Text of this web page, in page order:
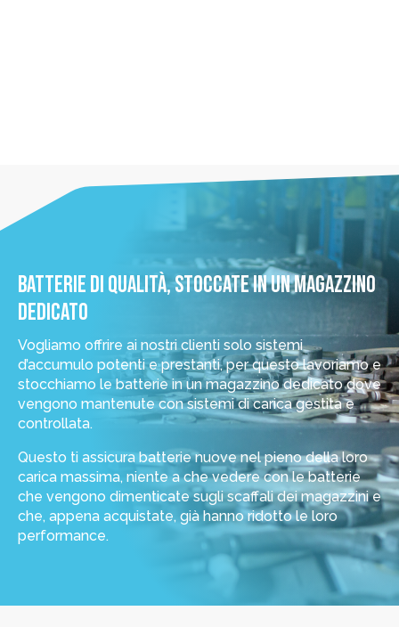
BATTERIE DI QUALITÀ, STOCCATE IN UN MAGAZZINO
DEDICATO
Vogliamo offrire ai nostri clienti solo sistemi
d’accumulo potenti e prestanti, per questo lavoriamo e
stocchiamo le batterie in un magazzino dedicato dove
vengono mantenute con sistemi di carica gestita e
controllata.
Questo ti assicura batterie nuove nel pieno della loro
carica massima, niente a che vedere con le batterie
che vengono dimenticate sugli scaffali dei magazzini e
che, appena acquistate, già hanno ridotto le loro
performance.